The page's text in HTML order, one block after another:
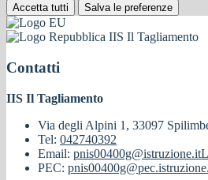
Accetta tutti Salva le preferenze
IIS Il Tagliamento
Contatti
IIS Il Tagliamento
Via degli Alpini 1, 33097
Tel: 042740392
Email: pnis00400g@istruzione.it
PEC: